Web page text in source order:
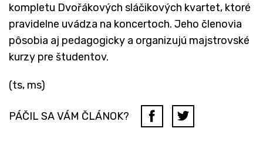
kompletu Dvořákových sláčikových kvartet, ktoré
pravidelne uvádza na koncertoch. Jeho členovia
pôsobia aj pedagogicky a organizujú majstrovské
kurzy pre študentov.
(ts, ms)
PÁČIL SA VÁM ČLÁNOK?